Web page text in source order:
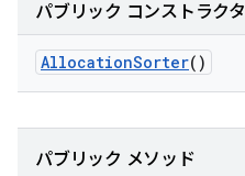
パブリック コンストラクタ
AllocationSorter()
パブリック メソッド